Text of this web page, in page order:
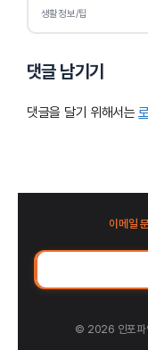
부터 무상입니다.
생활정보/팁
댓글 남기기
댓글을 달기 위해서는
이메일
검
© 2026 인포파